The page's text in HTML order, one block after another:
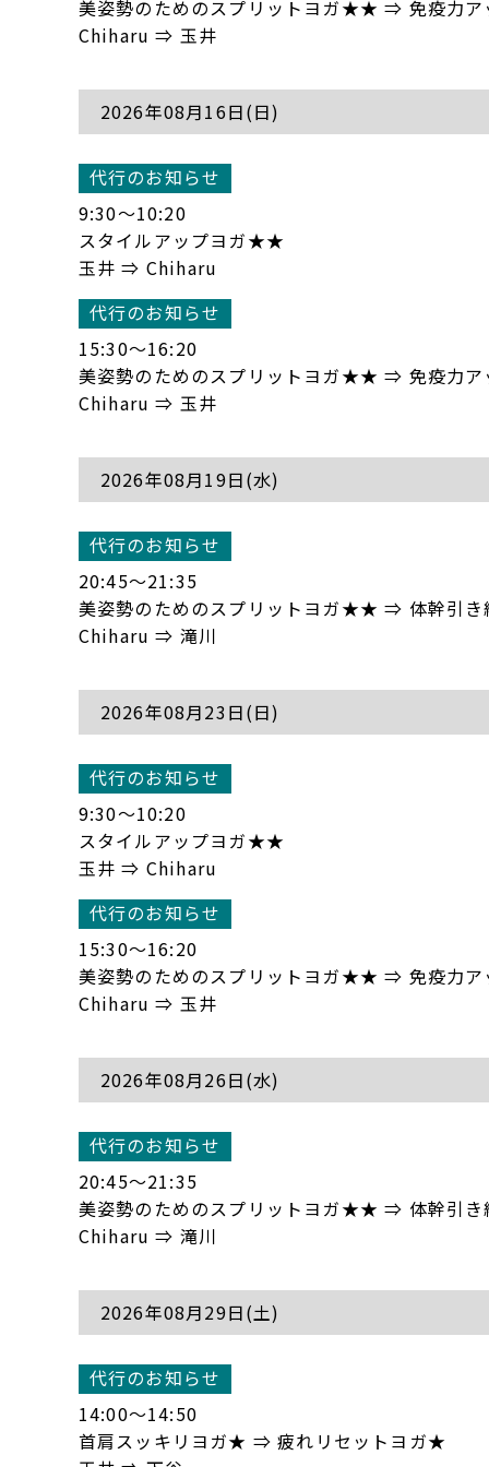
美姿勢のためのスプリットヨガ★★ ⇒ 免疫力
Chiharu ⇒ 玉井
2026年08月16日(日)
代行のお知らせ
9:30〜10:20
スタイルアップヨガ★★
玉井 ⇒ Chiharu
代行のお知らせ
15:30〜16:20
美姿勢のためのスプリットヨガ★★ ⇒ 免疫力
Chiharu ⇒ 玉井
2026年08月19日(水)
代行のお知らせ
20:45〜21:35
美姿勢のためのスプリットヨガ★★ ⇒ 体幹引
Chiharu ⇒ 滝川
2026年08月23日(日)
代行のお知らせ
9:30〜10:20
スタイルアップヨガ★★
玉井 ⇒ Chiharu
代行のお知らせ
15:30〜16:20
美姿勢のためのスプリットヨガ★★ ⇒ 免疫力
Chiharu ⇒ 玉井
2026年08月26日(水)
代行のお知らせ
20:45〜21:35
美姿勢のためのスプリットヨガ★★ ⇒ 体幹引
Chiharu ⇒ 滝川
2026年08月29日(土)
代行のお知らせ
14:00〜14:50
首肩スッキリヨガ★ ⇒ 疲れリセットヨガ★